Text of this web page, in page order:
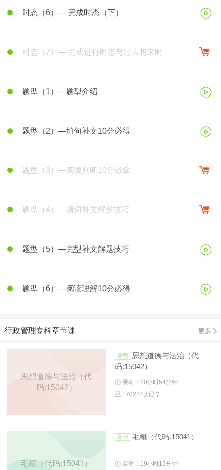
时态（6）— 完成时态（下）
时态（7）— 完成进行时态与过去将来时
题型（1）—题型介绍
题型（2）—填句补文10分必得
题型（3）—阅读判断10分必拿
题型（4）—填词补文解题技巧
题型（5）—完型补文解题技巧
题型（6）—阅读理解10分必得
行政管理专科章节课 更多
思想道德与法治（代
码:15042）
思想道德与法治（代
码:15042）
课时：20小时54分钟
170224人已学
毛概（代码:15041）
毛概（代码:15041）
课时：19小时15分钟